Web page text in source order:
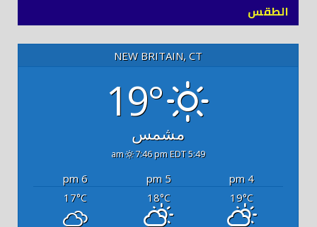
الطقس
NEW BRITAIN, CT
19°
مشمس
5:49 am
7:46 pm EDT
4 pm
5 pm
6 pm
19°C
18°C
17°C